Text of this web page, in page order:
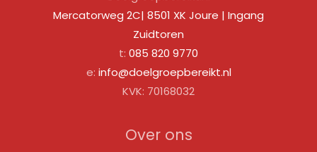
Mercatorweg 2C| 8501 XK Joure | Ingang
Zuidtoren
t: 085 820 9770
e: info@doelgroepbereikt.nl
KVK: 70168032
Over ons